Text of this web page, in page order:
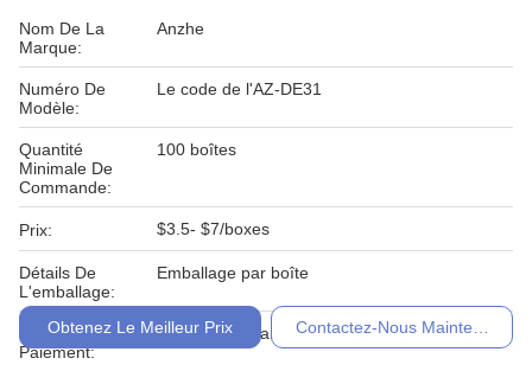
Nom De La
Marque:
Anzhe
Numéro De
Modèle:
Le code de l'AZ-DE31
Quantité
Minimale De
Commande:
100 boîtes
Prix: $3.5- $7/boxes
Détails De
L'emballage:
Emballage par boîte
Conditions De
Paiement:
T/T, MoneyGram, Western Union
Obtenez Le Meilleur Prix Contactez-Nous Maintenant